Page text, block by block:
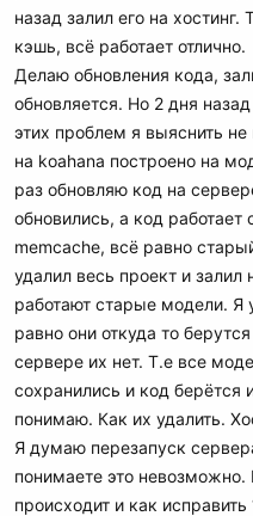
назад залил его на
кэшь, всё работает отлично.
Делаю обновления кода,
обновляется. Но 2 дня
этих проблем я выяснить
на koahana построено на
раз обновляю код на
обновились, а код работает
memcache, всё равно
удалил весь проект и
работают старые модели. Я
равно они откуда то
сервере их нет. Т.е все
сохранились и код берётся
понимаю. Как их удалить.
Я думаю перезапуск
понимаете это невозможно.
происходит и как исправить